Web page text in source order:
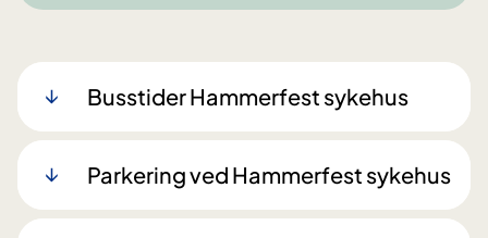
Busstider Hammerfest sykehus
Parkering ved Hammerfest sykehus